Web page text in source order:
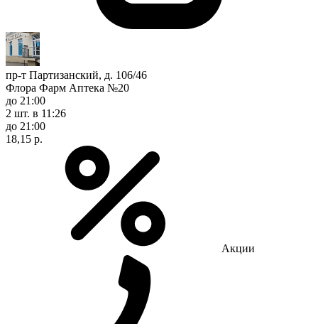
пр-т Партизанский, д. 106/46
Флора Фарм Аптека №20
до 21:00
2 шт. в 11:26
до 21:00
18,15 р.
Акции